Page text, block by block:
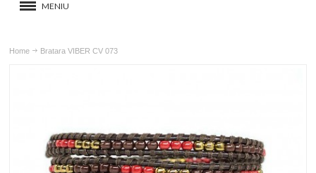
MENIU
NOUTATI 2024 Hot!
Home Bratara VIBER CV 073